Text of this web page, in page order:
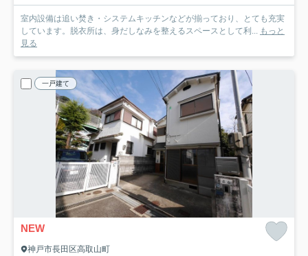
室内設備は追い焚き・システムキッチンなどが揃っており、とても充実
しています。脱衣所は、身だしなみを整えるスペースとして利... もっと
見る
一戸建て
NEW
神戸市長田区高取山町